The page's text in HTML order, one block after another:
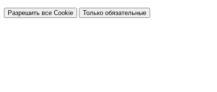
Разрешить все Cookie Только обязательные